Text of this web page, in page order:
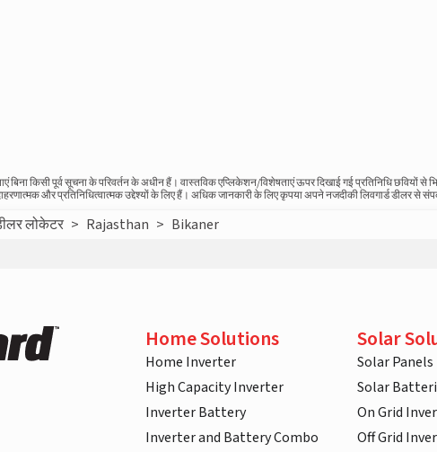
बिना किसी पूर्व सूचना के परिवर्तन के अधीन हैं। वास्तविक एप्लिकेशन/विशेषताएं ऊपर दिखाई गई प्रतिनिधि
और प्रतिनिधित्वात्मक उद्देश्यों के लिए हैं। अधिक जानकारी के लिए कृपया अपने नजदीकी लिवगार्ड डीलर से
लोकेटर > Rajasthan > Bikaner
Home Solutions
Home Inverter
High Capacity Inverter
Inverter Battery
Inverter and Battery Combo
Solar
Solar Panels
Solar
On Grid
Off Grid